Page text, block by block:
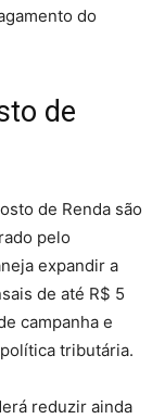
do
de
de Renda são
pelo
expandir a
de até R$ 5
campanha e
tributária.
reduzir ainda